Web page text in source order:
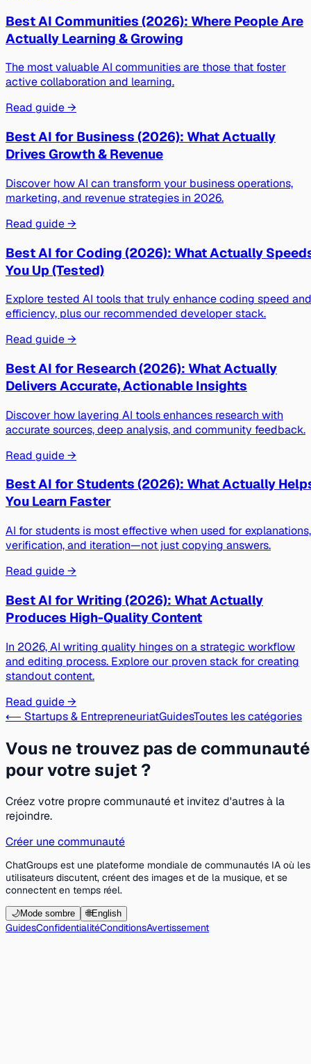
Best AI Communities (2026): Where People Are
Actually Learning & Growing
The most valuable AI communities are those that foster
active collaboration and learning.
Read guide →
Best AI for Business (2026): What Actually
Drives Growth & Revenue
Discover how AI can transform your business operations,
marketing, and revenue strategies in 2026.
Read guide →
Best AI for Coding (2026): What Actually
You Up (Tested)
Explore tested AI tools that truly enhance coding speed and
efficiency, plus our recommended developer stack.
Read guide →
Best AI for Research (2026): What Actually
Delivers Accurate, Actionable Insights
Discover how layering AI tools enhances research with
accurate sources, deep analysis, and community feedback.
Read guide →
Best AI for Students (2026): What Actually
You Learn Faster
AI for students is most effective when used for explanations,
verification, and iteration—not just copying answers.
Read guide →
Best AI for Writing (2026): What Actually
Produces High-Quality Content
In 2026, AI writing quality hinges on a strategic workflow
and editing process. Explore our proven stack for creating
standout content.
Read guide →
⟵ Startups & EntrepreneuriatGuidesToutes les catégories
Vous ne trouvez pas de communauté
pour votre sujet ?
Créez votre propre communauté et invitez d'autres à la
rejoindre.
Créer une communauté
ChatGroups est une plateforme mondiale de communautés IA où les
utilisateurs discutent, créent des images et de la musique, et se
connectent en temps réel.
🌙Mode sombre 🌐English
GuidesConfidentialitéConditionsAvertissement